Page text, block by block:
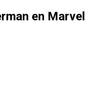
en Marvel